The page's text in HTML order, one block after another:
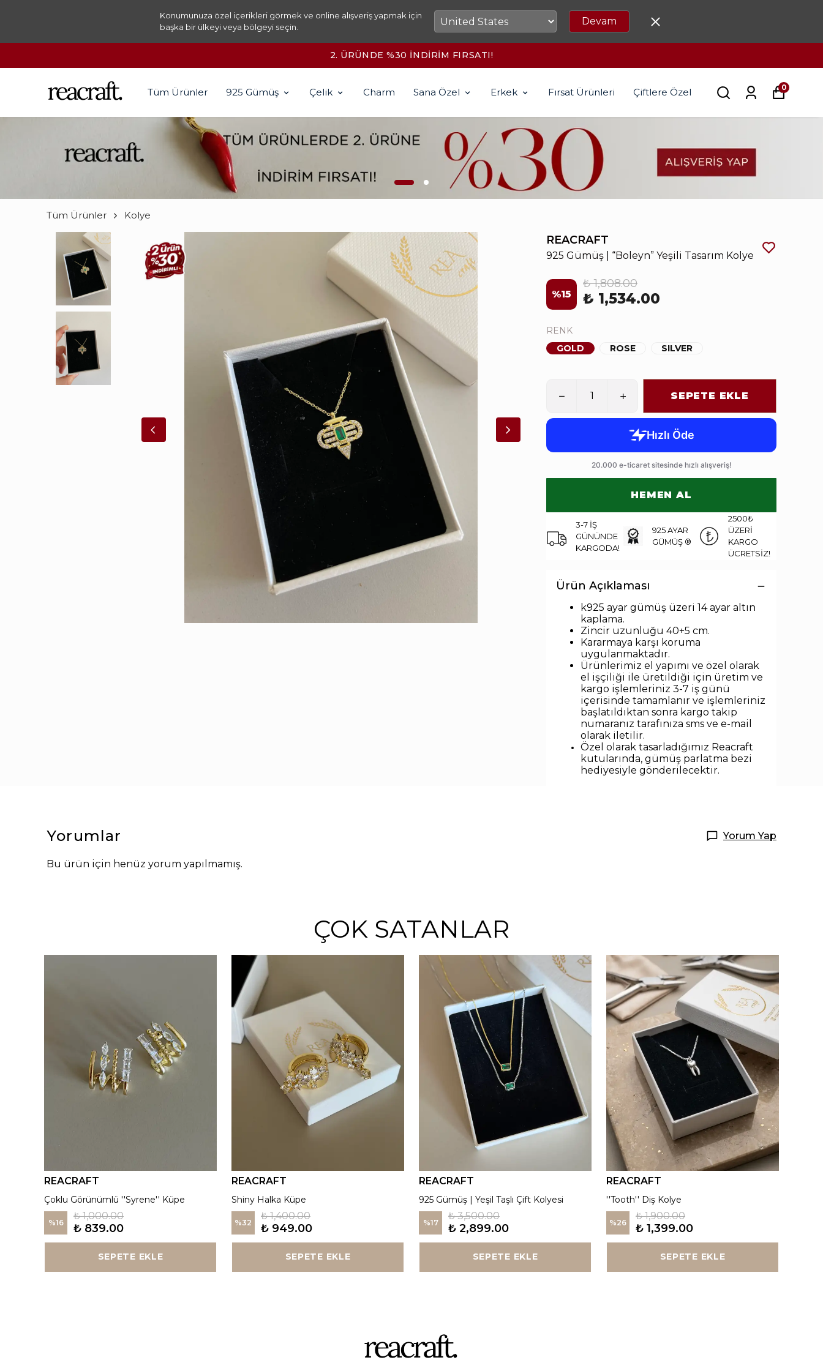
Konumunuza özel içerikleri görmek ve online alışveriş yapmak için
başka bir ülkeyi veya bölgeyi seçin.
Devam
2500₺ ÜZERİ KARGO ÜCRETSİZ!
Tüm Ürünler 925 Gümüş Çelik Charm Sana Özel Erkek Fırsat Ürünleri Çiftlere Özel 0
Tüm Ürünler Kolye
REACRAFT
925 Gümüş | “Boleyn” Yeşili Tasarım Kolye
%15
₺ 1,808.00
₺ 1,534.00
RENK
GOLD
ROSE SILVER
SEPETE EKLE
HEMEN AL
3-7 İŞ
GÜNÜNDE
KARGODA!
925 AYAR
GÜMÜŞ ®
2500₺
ÜZERİ
KARGO
ÜCRETSİZ!
Ürün Açıklaması
k925 ayar gümüş üzeri 14 ayar altın
kaplama.
Zincir uzunluğu 40+5 cm.
Kararmaya karşı koruma
uygulanmaktadır.
Ürünlerimiz el yapımı ve özel olarak
el işçiliği ile üretildiği için üretim ve
kargo işlemleriniz 3-7 iş günü
içerisinde tamamlanır ve işlemleriniz
başlatıldıktan sonra kargo takip
numaranız tarafınıza sms ve e-mail
olarak iletilir.
Özel olarak tasarladığımız Reacraft
kutularında, gümüş parlatma bezi
hediyesiyle gönderilecektir.
Yorumlar Yorum Yap
Bu ürün için henüz yorum yapılmamış.
ÇOK SATANLAR
REACRAFT
Çoklu Görünümlü ''Syrene'' Küpe
%16
₺ 1,000.00
₺ 839.00
SEPETE EKLE
REACRAFT
Shiny Halka Küpe
%32
₺ 1,400.00
₺ 949.00
SEPETE EKLE
REACRAFT
925 Gümüş | Yeşil Taşlı Çift Kolyesi
%17
₺ 3,500.00
₺ 2,899.00
SEPETE EKLE
REACRAFT
''Tooth'' Diş Kolye
%26
₺ 1,900.00
₺ 1,399.00
SEPETE EKLE